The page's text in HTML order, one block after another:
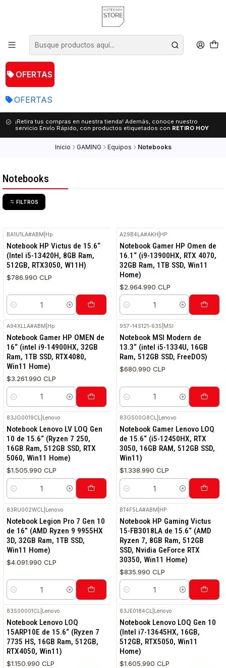
OFERTAS
OFERTAS
¡Retira tus compras en nuestra tienda! Además, conoce nuestro
servicio Envío Rápido, con productos etiquetados con RETIRO HOY
Inicio GAMING Equipos Notebooks
Notebooks
FILTROS
BA1U1LA#ABM Hp
Notebook HP Victus de 15.6“
(Intel i5-13420H, 8GB Ram,
512GB, RTX3050, W11H)
$786.990 CLP
Cantidad
A29B4LA#AKH HP
Notebook Gamer HP Omen de
16.1“ (i9-13900HX, RTX 4070,
32GB Ram, 1TB SSD, Win11
Home)
$2.964.990 CLP
Cantidad
A94XLLA#ABM Hp
Notebook Gamer HP OMEN de
16“ (intel i9-14900HX, 32GB
Ram, 1TB SSD, RTX4080,
Win11 Home)
$3.261.990 CLP
Cantidad
9S7-14S121-635 MSI
Notebook MSI Modern de
13.3“ (intel i5-1334U, 16GB
Ram, 512GB SSD, FreeDOS)
$680.990 CLP
Cantidad
83JG0019CL Lenovo
Notebook Lenovo LV LOQ Gen
10 de 15.6“ (Ryzen 7 250,
16GB Ram, 512GB SSD, RTX
5060, Win11 Home)
$1.505.990 CLP
Cantidad
83GS00G8CL Lenovo
Notebook Gamer Lenovo LOQ
de 15.6“ (i5-12450HX, RTX
3050, 16GB RAM, 512GB SSD,
Win11)
$1.338.990 CLP
Cantidad
83RU002WCL Lenovo
Notebook Legion Pro 7 Gen 10
de 16” (AMD Ryzen 9 9955HX
3D, 32GB Ram, 1TB SSD,
Win11 Home)
$4.091.990 CLP
Cantidad
BT4F5LA#ABM HP
Notebook HP Gaming Victus
15-FB3018LA de 15.6“ (AMD
Ryzen 7, 8GB Ram, 512GB
SSD, Nvidia GeForce RTX
30350, Win11 Home)
$835.990 CLP
Cantidad
83S00001CL Lenovo
Notebook Lenovo LOQ
15ARP10E de 15.6“ (Ryzen 7
7735 HS, 16GB Ram, 512GB,
RTX4050, Win11)
$1.150.990 CLP
83JE0184CL Lenovo
Notebook Lenovo LOQ Gen 10
(Intel i7-13645HX, 16GB,
512GB, RTX5050, Win11
Home)
$1.605.990 CLP